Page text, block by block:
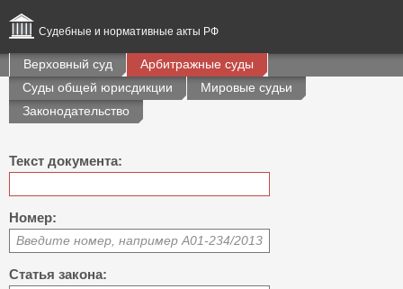
Судебные и нормативные акты РФ
Верховный суд
Арбитражные суды
Суды общей юрисдикции
Мировые судьи
Законодательство
Текст документа:
Номер:
Введите номер, например А01-234/2013
Статья закона: